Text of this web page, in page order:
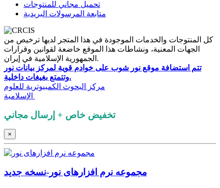
تحميل مجاني للمنتوجات
متابعة المرسولات البريدية
كل المنتوجات والخدمات الموجودة في هذا المتجر لديها ترخيص من
الجهات المعنية، ونشاطات هذا الموقع خاضعة لقوانين وقرارات
الجمهورية الإسلامية في إيران.
تتم استضافة موقع نور شوب على خوادم قوية لمركز بيانات نور
وتتمتع بغيغات داخلية.
مرکز البحوث الكمبيوترية للعلوم
تخفيض خاص + إرسال مجاني
×
مجموعه نرم‌ افزارهای نور-نسخه جدید